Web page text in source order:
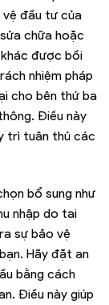
vệ đầu tư của
chữa hoặc
được bồi
nhiệm pháp
cho bên thứ ba
Điều này
trì tuân thủ các
bổ sung như
nhập do tai
sự bảo vệ
Hãy đặt an
bằng cách
Điều này giúp